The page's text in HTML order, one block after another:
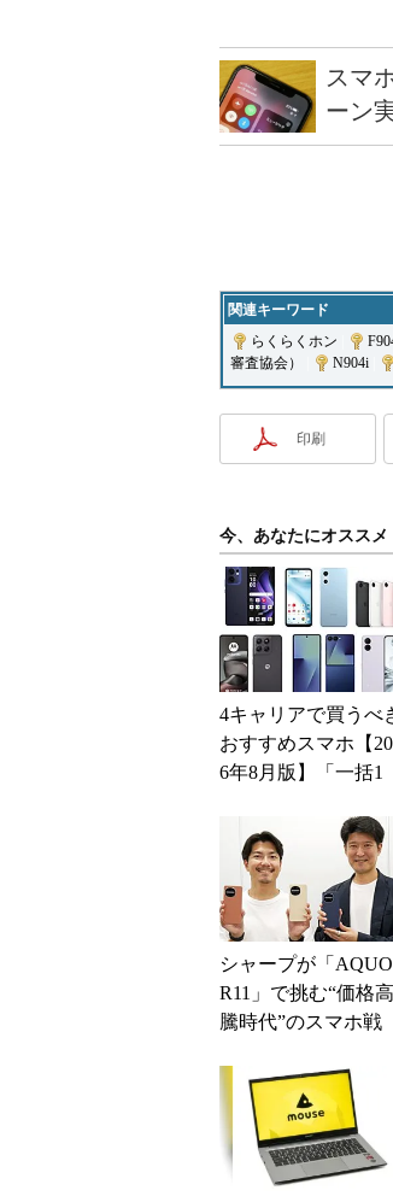
スマ
ーン
関連キーワード
らくらくホン
審査協会）
N904i
印刷
今、あなたにオススメ
4キャリアで買うべ
おすすめスマホ【
6年8月版】「一括1
得なiPhone／...
シャープが「
R11」で挑む“価格高
騰時代”のスマホ戦
よりも既存ユーザ
ー...